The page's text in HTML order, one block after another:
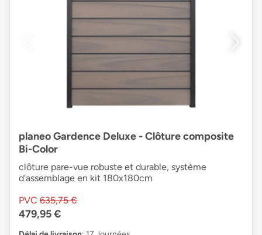
planeo Gardence Deluxe - Clôture composite
Bi-Color
clôture pare-vue robuste et durable, système
d'assemblage en kit 180x180cm
PVC 635,75 €
479,95 €